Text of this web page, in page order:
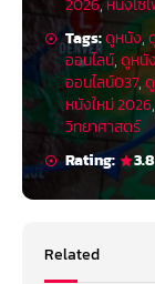
Tags:ดูหนัง,
ออนไลน์,ดูหนั
ออนไลน์037,
หนังใหม่ 2026
วิทยาศาสตร์
Rating:
3.8
Related